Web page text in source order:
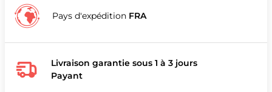
Pays d'expédition FRA
Livraison garantie sous 1 à 3 jours
Payant